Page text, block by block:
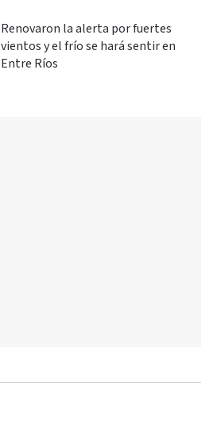
Renovaron la alerta por fuertes
vientos y el frío se hará sentir en
Entre Ríos